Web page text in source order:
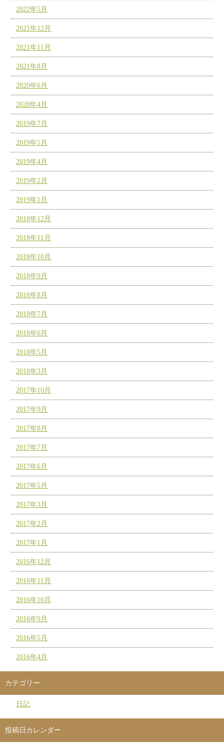
2022年5月
2021年12月
2021年11月
2021年8月
2020年6月
2020年4月
2019年7月
2019年5月
2019年4月
2019年2月
2019年1月
2018年12月
2018年11月
2018年10月
2018年9月
2018年8月
2018年7月
2018年6月
2018年5月
2018年3月
2017年10月
2017年9月
2017年8月
2017年7月
2017年6月
2017年5月
2017年3月
2017年2月
2017年1月
2016年12月
2016年11月
2016年10月
2016年9月
2016年5月
2016年4月
カテゴリー
日記
投稿日カレンダー